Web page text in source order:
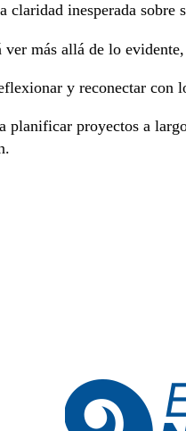
claridad inesperada
más allá de lo
y reconectar con
planificar proyectos a